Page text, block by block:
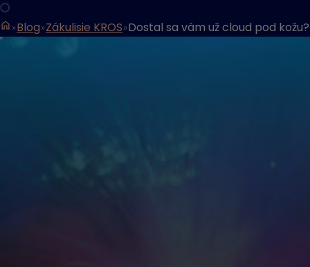
Blog Zákulisie KROS Dostal sa vám už cloud pod kožu?